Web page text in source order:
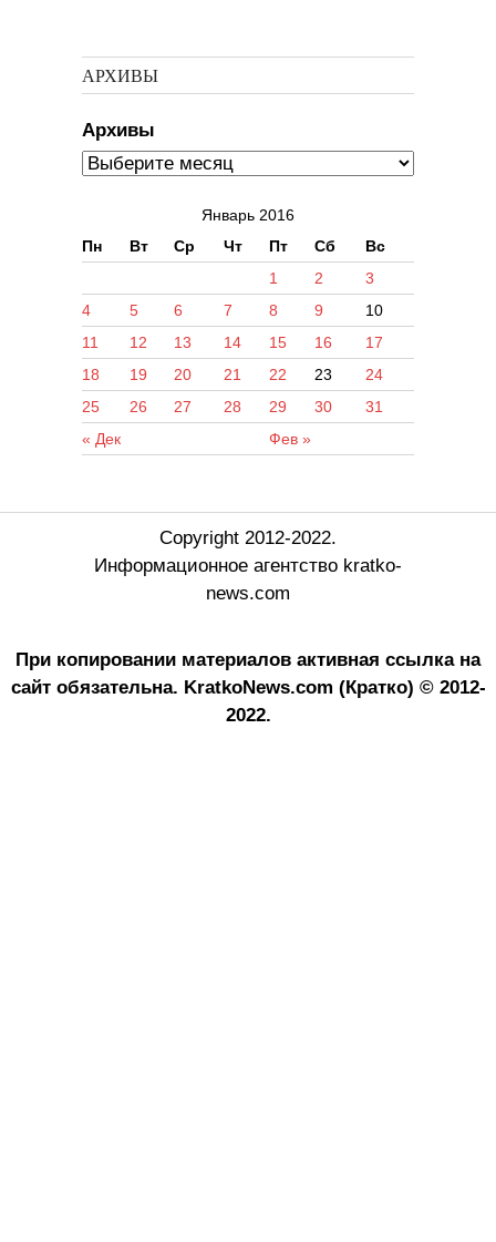
АРХИВЫ
Архивы
Январь 2016
Пн
Вт Ср Чт Пт Сб Вс
« Дек Фев »
1 2
3
4
5 6 7 8 9
10
11
12 13 14 15 16
17
18
19 20 21 22 23
24
25
26 27 28 29 30 31
Copyright 2012-2022.
Информационное агентство kratko-
news.com
При копировании материалов активная ссылка на
сайт обязательна. KratkoNews.com (Кратко) © 2012-
2022.